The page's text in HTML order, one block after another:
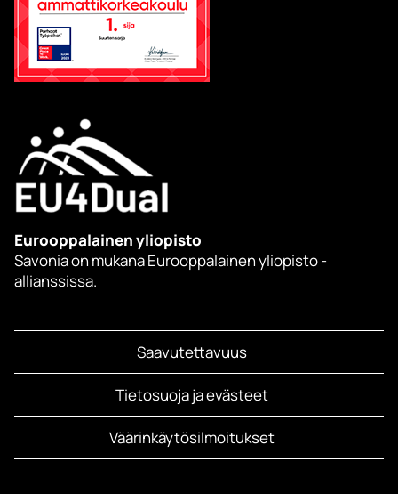
Eurooppalainen yliopisto
Savonia on mukana Eurooppalainen yliopisto -
allianssissa.
Saavutettavuus
Tietosuoja ja evästeet
Väärinkäytösilmoitukset